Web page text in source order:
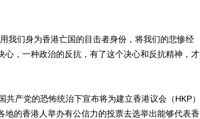
我们身为香港亡国的目击者身份，将我们的悲惨经
心，一种政治的反抗，有了这个决心和反抗精神，才
产党的恐怖统治下宣布将为建立香港议会（HKP）
地的香港人举办有公信力的投票去选举出能够代表香